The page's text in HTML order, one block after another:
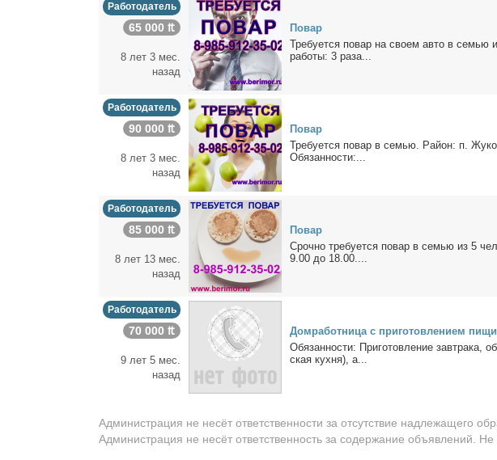
Работодатель
65 000 ₶
8 лет 3 мес.
назад
По­вар
Тре­бу­ет­ся по­вар на сво­ем ав­то в се­мью
ра­бо­ты: 3 ра­за...
Работодатель
90 000 ₶
8 лет 3 мес.
назад
По­вар
Тре­бу­ет­ся по­вар в се­мью. Рай­он: п.
Обя­зан­но­сти:...
Работодатель
85 000 ₶
8 лет 13 мес.
назад
По­вар
Сроч­но тре­бу­ет­ся по­вар в се­мью из 5
9.00 до 18.00....
Работодатель
70 000 ₶
9 лет 5 мес.
назад
Дом­ра­бот­ни­ца с при­го­тов­ле­ни­ем
Обя­зан­но­сти: При­го­тов­ле­ние зав­тра­ка,
ская кух­ня), а...
Администрация не несёт ответственности за отсутствие надлежащего
Администрация не несёт ответственность за содержание объявлений.